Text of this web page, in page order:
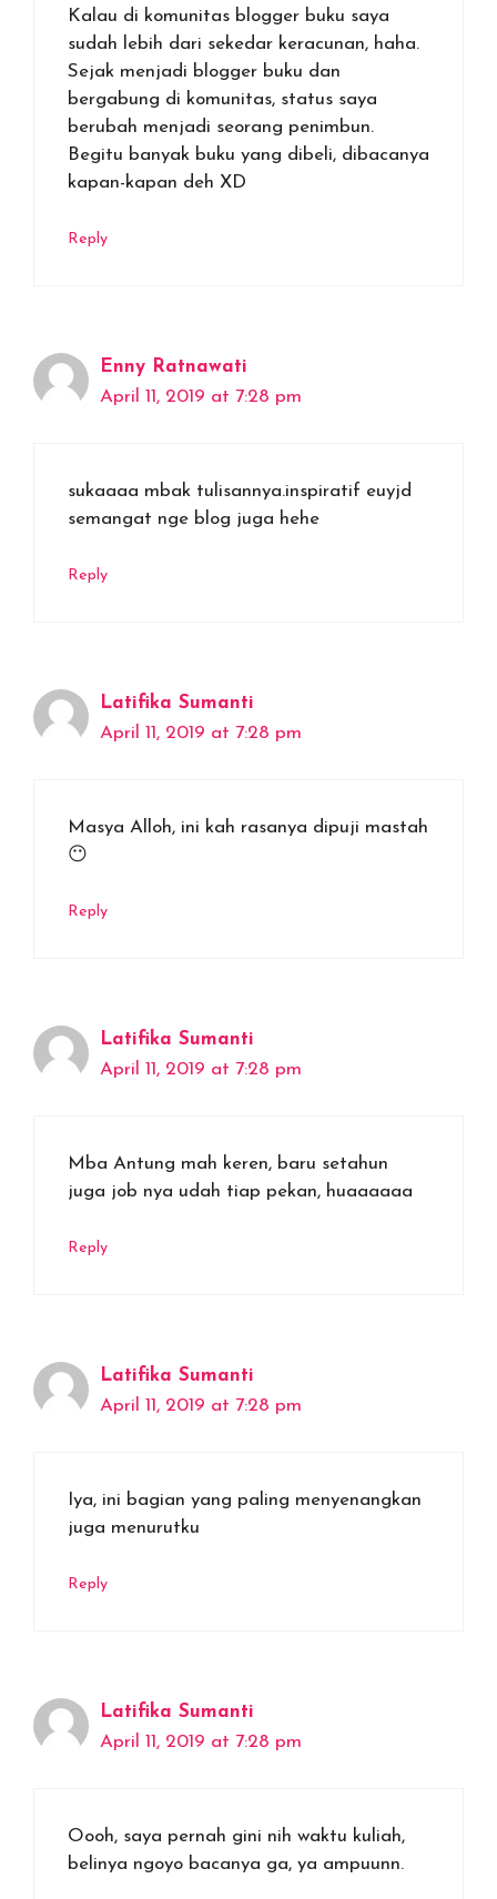
Kalau di komunitas blogger buku saya
sudah lebih dari sekedar keracunan, haha.
Sejak menjadi blogger buku dan
bergabung di komunitas, status saya
berubah menjadi seorang penimbun.
Begitu banyak buku yang dibeli, dibacanya
kapan-kapan deh XD
Reply
Enny Ratnawati
April 11, 2019 at 7:28 pm
sukaaaa mbak tulisannya.inspiratif euyjd
semangat nge blog juga hehe
Reply
Latifika Sumanti
April 11, 2019 at 7:28 pm
Masya Alloh, ini kah rasanya dipuji mastah
😶
Reply
Latifika Sumanti
April 11, 2019 at 7:28 pm
Mba Antung mah keren, baru setahun
juga job nya udah tiap pekan, huaaaaaa
Reply
Latifika Sumanti
April 11, 2019 at 7:28 pm
Iya, ini bagian yang paling menyenangkan
juga menurutku
Reply
Latifika Sumanti
April 11, 2019 at 7:28 pm
Oooh, saya pernah gini nih waktu kuliah,
belinya ngoyo bacanya ga, ya ampuunn.